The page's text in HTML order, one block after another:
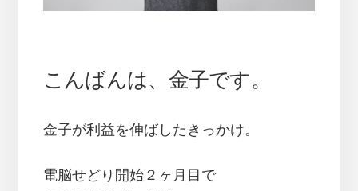
こんばんは、金子です。
金子が利益を伸ばしたきっかけ。
電脳せどり開始２ヶ月目で